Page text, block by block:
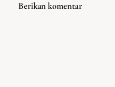
Berikan komentar